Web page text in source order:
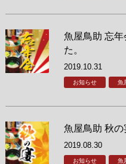
魚屋鳥助 忘
た。
2019.10.31
お知らせ 魚
魚屋鳥助 秋の
2019.08.30
お知らせ 魚